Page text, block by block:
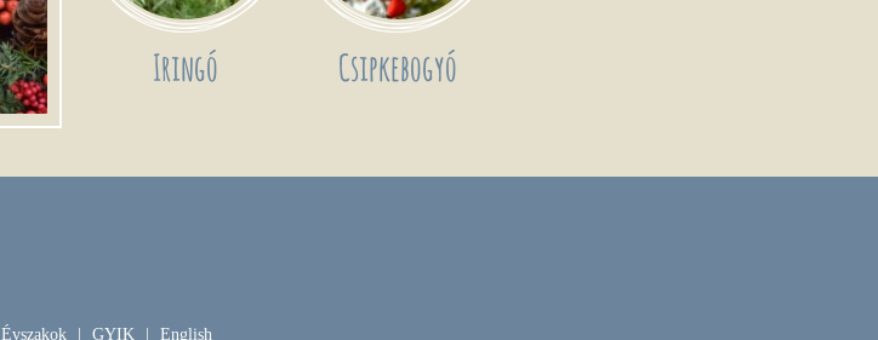
Iringó Csipkebogyó
Évszakok GYIK English